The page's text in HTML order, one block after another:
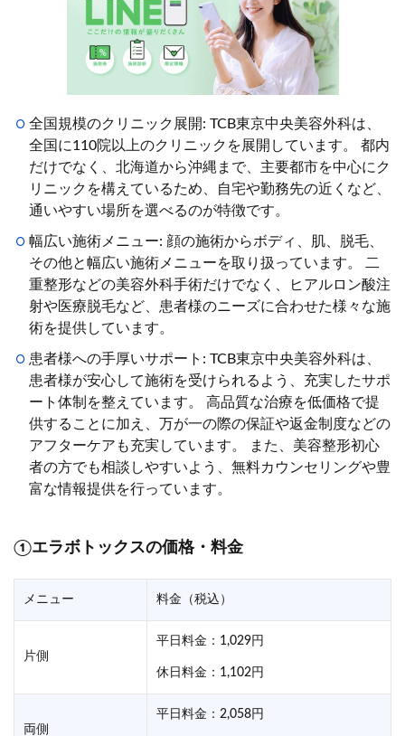
全国規模のクリニック展開: TCB東京中央美容外科は、
全国に110院以上のクリニックを展開しています。 都内
だけでなく、北海道から沖縄まで、主要都市を中心にク
リニックを構えているため、自宅や勤務先の近くなど、
通いやすい場所を選べるのが特徴です。
幅広い施術メニュー: 顔の施術からボディ、肌、脱毛、
その他と幅広い施術メニューを取り扱っています。 二
重整形などの美容外科手術だけでなく、ヒアルロン酸注
射や医療脱毛など、患者様のニーズに合わせた様々な施
術を提供しています。
患者様への手厚いサポート: TCB東京中央美容外科は、
患者様が安心して施術を受けられるよう、充実したサポ
ート体制を整えています。 高品質な治療を低価格で提
供することに加え、万が一の際の保証や返金制度などの
アフターケアも充実しています。 また、美容整形初心
者の方でも相談しやすいよう、無料カウンセリングや豊
富な情報提供を行っています。
①エラボトックスの価格・料金
メニュー 料金（税込）
片側
平日料金：1,029円
休日料金：1,102円
両側
平日料金：2,058円